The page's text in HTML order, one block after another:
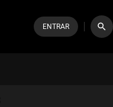
ENTRAR search